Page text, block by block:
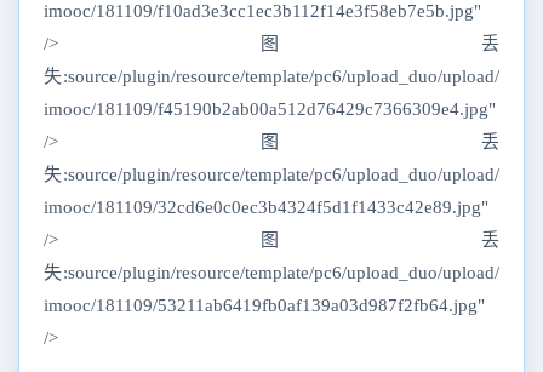
imooc/181109/f10ad3e3cc1ec3b112f14e3f58eb7e5b.jpg"
/>图丢
失:source/plugin/resource/template/pc6/upload_duo/upload/
imooc/181109/f45190b2ab00a512d76429c7366309e4.jpg"
/>图丢
失:source/plugin/resource/template/pc6/upload_duo/upload/
imooc/181109/32cd6e0c0ec3b4324f5d1f1433c42e89.jpg"
/>图丢
失:source/plugin/resource/template/pc6/upload_duo/upload/
imooc/181109/53211ab6419fb0af139a03d987f2fb64.jpg"
/>